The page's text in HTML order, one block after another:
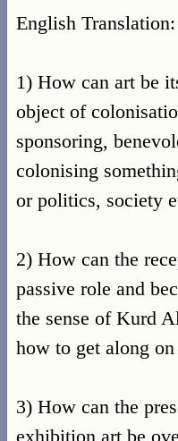
English Translation:
1) How can art be
object of
sponsoring,
colonising
or politics, society
2) How can the
passive role and
the sense of Kurd
how to get along
3) How can the
exhibition art be